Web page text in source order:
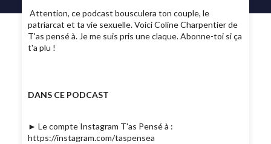
Attention, ce podcast bousculera ton couple, le
patriarcat et ta vie sexuelle. Voici Coline Charpentier de
T'as pensé à. Je me suis pris une claque. Abonne-toi si ça
t'a plu !
DANS CE PODCAST
► Le compte Instagram T'as Pensé à :
https://instagram.com/taspensea